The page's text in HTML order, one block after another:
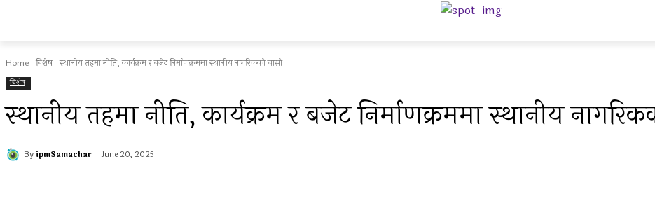
Home बिशेष स्थानीय तहमा नीति, कार्यक्रम र बजेट निर्माणक्रममा स्थानीय नागरिकको चासो
बिशेष
स्थानीय तहमा नीति, कार्यक्रम र बजेट निर्माणक्रममा स्थानीय
By ipmSamachar June 20, 2025